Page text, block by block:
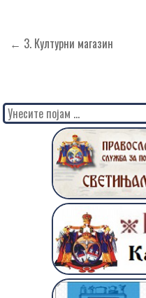
Кретање
← 3. Културни магазин
Search
for: